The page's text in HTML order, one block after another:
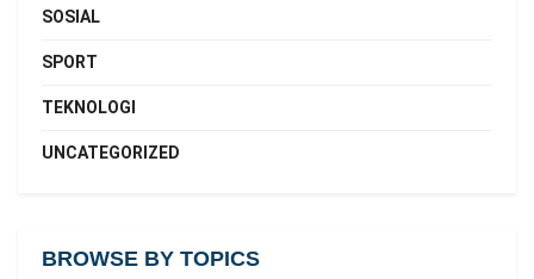
SOSIAL
SPORT
TEKNOLOGI
UNCATEGORIZED
BROWSE BY TOPICS